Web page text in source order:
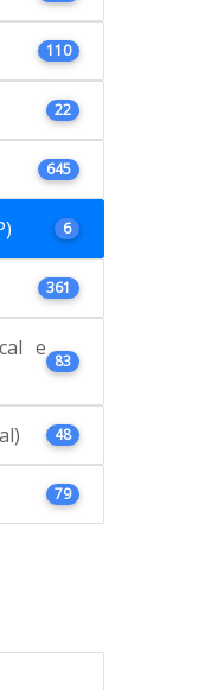
110
22
645
6
361
e
83
48
79